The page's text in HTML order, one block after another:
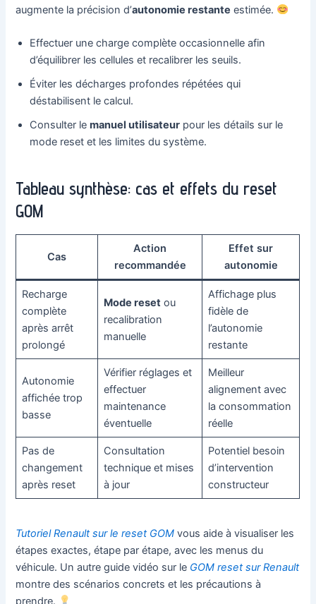
augmente la précision d’autonomie restante estimée.
Effectuer une charge complète occasionnelle afin
d’équilibrer les cellules et recalibrer les seuils.
Éviter les décharges profondes répétées qui
déstabilisent le calcul.
Consulter lemanuel utilisateur pour les détails sur le
mode reset et les limites du système.
Tableau synthèse: cas et effets du reset
GOM
Cas
Action
recommandée
Effet sur
autonomie
Recharge
complète
après arrêt
prolongé
Mode resetou
recalibration
manuelle
Affichage plus
fidèle de
l’autonomie
restante
Autonomie
affichée trop
basse
Vérifier réglages et
effectuer
maintenance
éventuelle
Meilleur
alignement avec
la consommation
réelle
Pas de
changement
après reset
Consultation
technique et mises
à jour
Potentiel besoin
d’intervention
constructeur
Tutoriel Renault sur le reset GOM vous aide à visualiser les
étapes exactes, étape par étape, avec les menus du
véhicule. Un autre guide vidéo sur le GOM reset sur Renault
montre des scénarios concrets et les précautions à
prendre.